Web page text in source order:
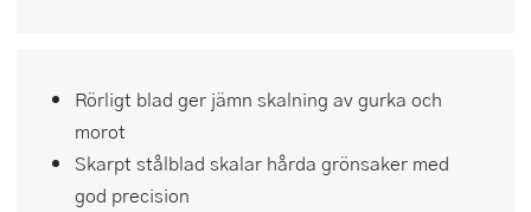
Rörligt blad ger jämn skalning av gurka och
morot
Skarpt stålblad skalar hårda grönsaker med
god precision